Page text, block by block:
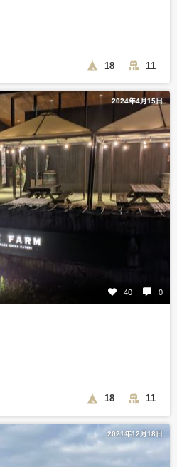
18 11
2024年4月15日
40 0
18 11
2021年12月18日